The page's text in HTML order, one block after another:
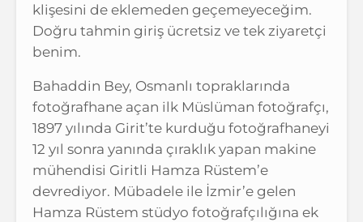
klişesini de eklemeden geçemeyeceğim.
Doğru tahmin giriş ücretsiz ve tek ziyaretçi
benim.
Bahaddin Bey, Osmanlı topraklarında
fotoğrafhane açan ilk Müslüman fotoğrafçı,
1897 yılında Girit’te kurduğu fotoğrafhaneyi
12 yıl sonra yanında çıraklık yapan makine
mühendisi Giritli Hamza Rüstem’e
devrediyor. Mübadele ile İzmir’e gelen
Hamza Rüstem stüdyo fotoğrafçılığına ek